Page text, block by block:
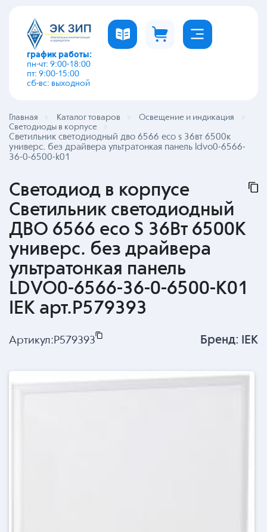
график работы:
пн-чт: 9:00-18:00
пт: 9:00-15:00
сб-вс: выходной
Главная Каталог товаров
Освещение и индикация
Светодиоды в корпусе
Светильник светодиодный дво 6566 eco s 36вт 6500к
универс. без драйвера ультратонкая панель ldvo0-6566-
36-0-6500-k01
Светодиод в корпусе
Светильник светодиодный
ДВО 6566 eco S 36Вт 6500К
универс. без драйвера
ультратонкая панель
LDVO0-6566-36-0-6500-K01
IEK арт.P579393
Артикул: P579393 Бренд: IEK